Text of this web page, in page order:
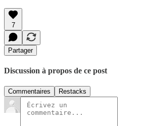
7
Partager
Discussion à propos de ce post
Commentaires Restacks